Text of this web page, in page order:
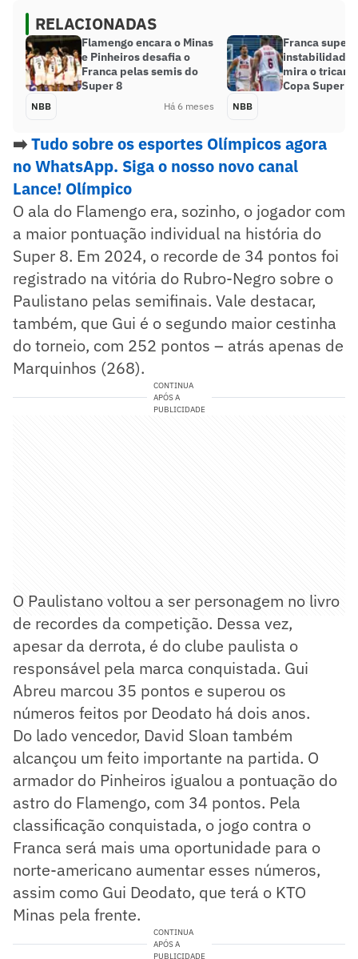
RELACIONADAS
Flamengo encara o Minas
e Pinheiros desafia o
Franca pelas semis do
Super 8
NBB Há 6 meses
Franca supera
instabilidade
mira o
Copa Super 8
NBB
➡️Tudo sobre os esportes Olímpicos agora
no WhatsApp. Siga o nosso novo canal
Lance! Olímpico
O ala do Flamengo era, sozinho, o jogador com
a maior pontuação individual na história do
Super 8. Em 2024, o recorde de 34 pontos foi
registrado na vitória do Rubro-Negro sobre o
Paulistano pelas semifinais. Vale destacar,
também, que Gui é o segundo maior cestinha
do torneio, com 252 pontos – atrás apenas de
Marquinhos (268).
CONTINUA
APÓS A
PUBLICIDADE
O Paulistano voltou a ser personagem no livro
de recordes da competição. Dessa vez,
apesar da derrota, é do clube paulista o
responsável pela marca conquistada. Gui
Abreu marcou 35 pontos e superou os
números feitos por Deodato há dois anos.
Do lado vencedor, David Sloan também
alcançou um feito importante na partida. O
armador do Pinheiros igualou a pontuação do
astro do Flamengo, com 34 pontos. Pela
classificação conquistada, o jogo contra o
Franca será mais uma oportunidade para o
norte-americano aumentar esses números,
assim como Gui Deodato, que terá o KTO
Minas pela frente.
CONTINUA
APÓS A
PUBLICIDADE